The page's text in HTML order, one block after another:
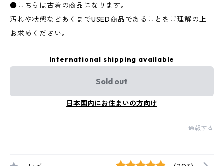
●こちらは古着の商品になります。
汚れや状態などあくまでUSED商品であることをご理解の上
お求めください。
International shipping available
Sold out
日本国内にお住まいの方向け
通報する